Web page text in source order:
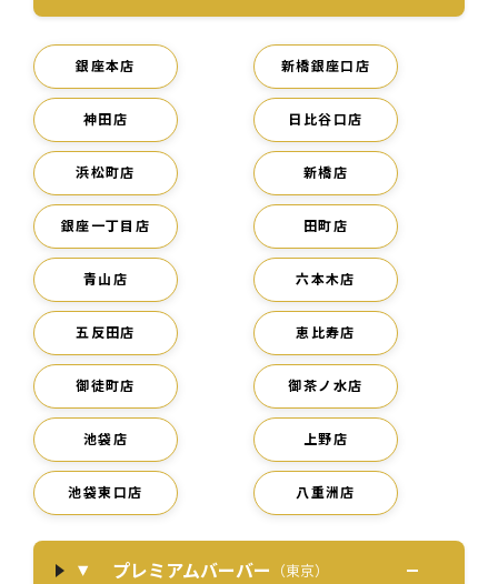
銀座本店 新橋銀座口店
神田店 日比谷口店
浜松町店 新橋店
銀座一丁目店 田町店
青山店 六本木店
五反田店 恵比寿店
御徒町店 御茶ノ水店
池袋店 上野店
池袋東口店 八重洲店
プレミアムバーバー （東京）